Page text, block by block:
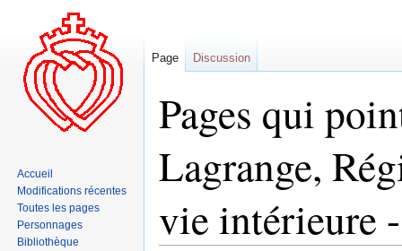
Pages qui
Lagrange,
vie intérieure
Page Discussion
Accueil
Modifications récentes
Toutes les pages
Personnages
Bibliothèque